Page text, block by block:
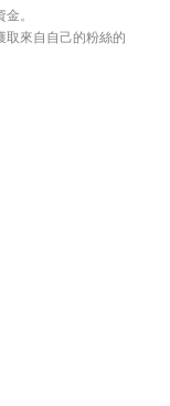
。
取來自自己的粉絲的